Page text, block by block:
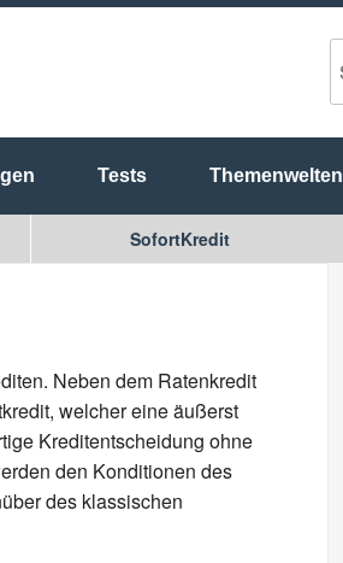
Tests Themenwelten
Neben dem Ratenkredit
welcher eine äußerst
Kreditentscheidung ohne
den Konditionen des
des klassischen
SofortKredit